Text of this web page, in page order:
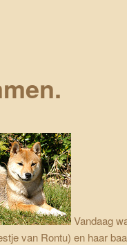
Vandaag
van Rontu) en haar